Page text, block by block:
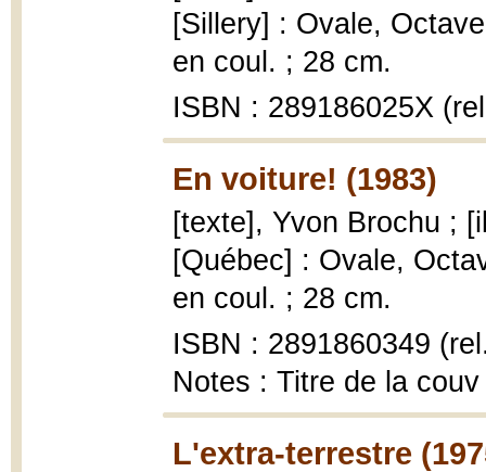
[Sillery] : Ovale,
en coul. ; 28 cm.
ISBN : 289186025X
En voiture! (1983)
[texte], Yvon Brochu ;
[Québec] : Ovale,
en coul. ; 28 cm.
ISBN : 2891860349
Notes : Titre de la couv
L'extra-terrestre